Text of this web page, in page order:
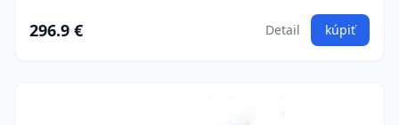
296.9 € Detail kúpiť